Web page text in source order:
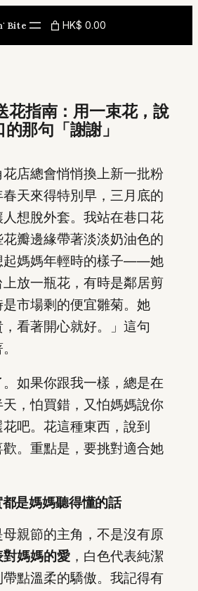
Bite HK$ 0.00
花指南：用一束花，說
那句「謝謝」
店總會悄悄換上新一批粉
天來得特別早，三月底的
想脫外套。我站在巷口花
瓣邊緣帶著淡淡奶油色的
起媽媽年輕時的樣子——她
放一瓶花，有時是鄰居剪
市場剩的便宜雛菊。她
看著開心就好。」這句
如果你跟我一樣，總是在
，怕買錯，又怕媽媽說你
吧。花這種東西，說到
。重點是，要挑對適合她
是媽媽聽得懂的話
母親節的主角，不是沒有原
媽媽的愛 ，白色代表純潔
點溫柔的驕傲。我記得有